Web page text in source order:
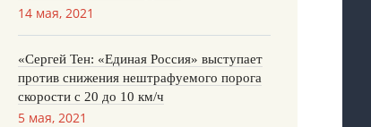
14 мая, 2021
«Сергей Тен: «Единая Россия» выступает
против снижения нештрафуемого порога
скорости с 20 до 10 км/ч
5 мая, 2021